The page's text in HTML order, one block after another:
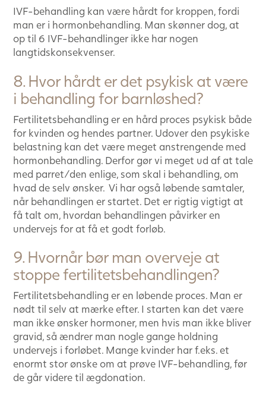
IVF-behandling kan være hårdt for kroppen, fordi
man er i hormonbehandling. Man skønner dog, at
op til 6 IVF-behandlinger ikke har nogen
langtidskonsekvenser.
8. Hvor hårdt er det psykisk at være
i behandling for barnløshed?
Fertilitetsbehandling er en hård proces psykisk både
for kvinden og hendes partner. Udover den psykiske
belastning kan det være meget anstrengende med
hormonbehandling. Derfor gør vi meget ud af at tale
med parret/den enlige, som skal i behandling, om
hvad de selv ønsker. Vi har også løbende samtaler,
når behandlingen er startet. Det er rigtig vigtigt at
få talt om, hvordan behandlingen påvirker en
undervejs for at få et godt forløb.
9. Hvornår bør man overveje at
stoppe fertilitetsbehandlingen?
Fertilitetsbehandling er en løbende proces. Man er
nødt til selv at mærke efter. I starten kan det være
man ikke ønsker hormoner, men hvis man ikke bliver
gravid, så ændrer man nogle gange holdning
undervejs i forløbet. Mange kvinder har f.eks. et
enormt stor ønske om at prøve IVF-behandling, før
de går videre til ægdonation.